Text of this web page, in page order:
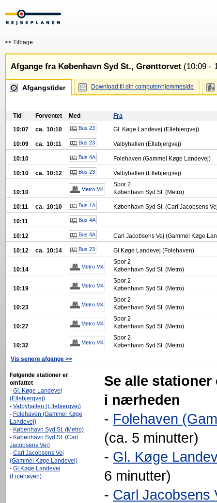
<< Tilbage
Afgange fra København Syd St., Grønttorvet (10:09 -
Afgangstider Download til din computer/hjemmeside
Tid Forventet Med
Fra
10:07
ca. 10:10 Bus 23 Gl. Køge Landevej (Ellebjergvej)
10:09 ca. 10:11 Bus 23 Valbyhallen (Ellebjergvej)
10:10 Bus 4A Folehaven (Gammel Køge Landevej)
10:10 ca. 10:12 Bus 23 Valbyhallen (Ellebjergvej)
10:10 Metro M4
Spor 2
København Syd St. (Metro)
10:11 ca. 10:10 Bus 1A København Syd St. (Carl Jacobsens
10:11 Bus 4A
10:12 Bus 4A Carl Jacobsens Vej (Gammel Køge
10:12 ca. 10:14 Bus 23 Gl.Køge Landevej (Folehaven)
10:14 Metro M4
Spor 2
København Syd St. (Metro)
10:19 Metro M4
Spor 2
København Syd St. (Metro)
10:23 Metro M4
Spor 2
København Syd St. (Metro)
10:27 Metro M4
Spor 2
København Syd St. (Metro)
10:32 Metro M4
Spor 2
København Syd St. (Metro)
Vis senere afgange >>
Følgende stationer er
omfattet
- Gl. Køge Landevej
(Ellebjergvej)
- Valbyhallen (Ellebjergvej)
- Folehaven (Gammel Køge
Landevej)
- København Syd St. (Metro)
- København Syd St. (Carl
Jacobsens Vej)
- Carl Jacobsens Vej
(Gammel Køge Landevej)
- Gl.Køge Landevej
(Folehaven)
Se alle
i nærheden
- Folehaven
(ca. 5 minutter)
- Gl. Køge
6 minutter)
- Carl Jacobsens